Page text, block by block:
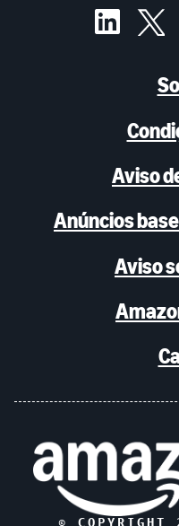
Aviso
Anúncios
Aviso
© COPYRIGHT